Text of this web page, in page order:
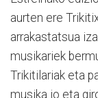
aurten ere
arrakastatsua
musikariek
Trikitilariak eta
musika jo eta